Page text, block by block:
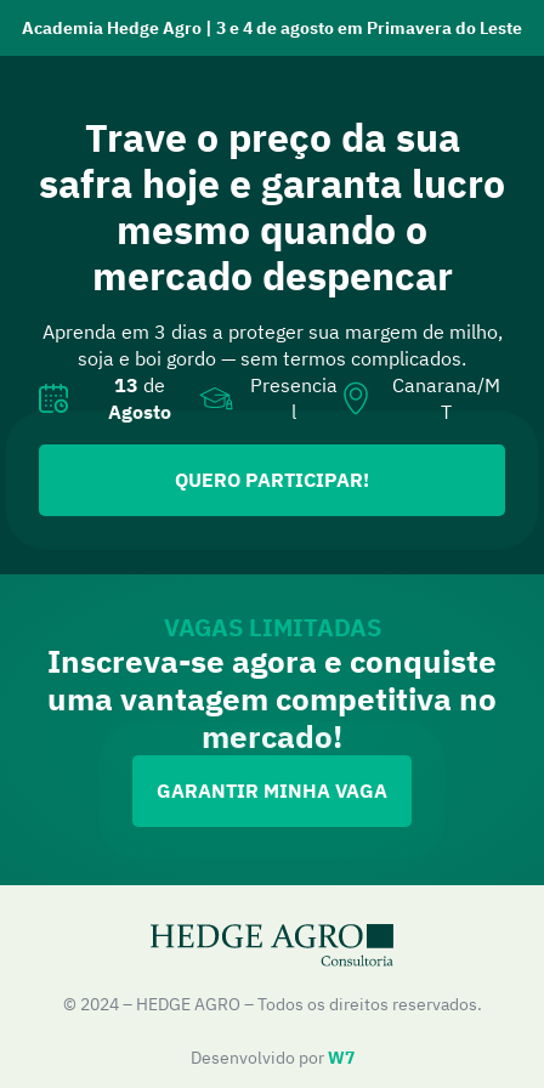
Academia Hedge Agro | 3 e 4 de agosto em Primavera do Leste
Trave o preço da sua
safra hoje e garanta lucro
mesmo quando o
mercado despencar
Aprenda em 3 dias a proteger sua margem de milho,
soja e boi gordo — sem termos complicados.
13 de
Agosto
Presencia
l
Canarana/M
T
QUERO PARTICIPAR!
VAGAS LIMITADAS
Inscreva-se agora e conquiste
uma vantagem competitiva no
mercado!
GARANTIR MINHA VAGA
© 2024 – HEDGE AGRO – Todos os direitos reservados.
Desenvolvido porW7